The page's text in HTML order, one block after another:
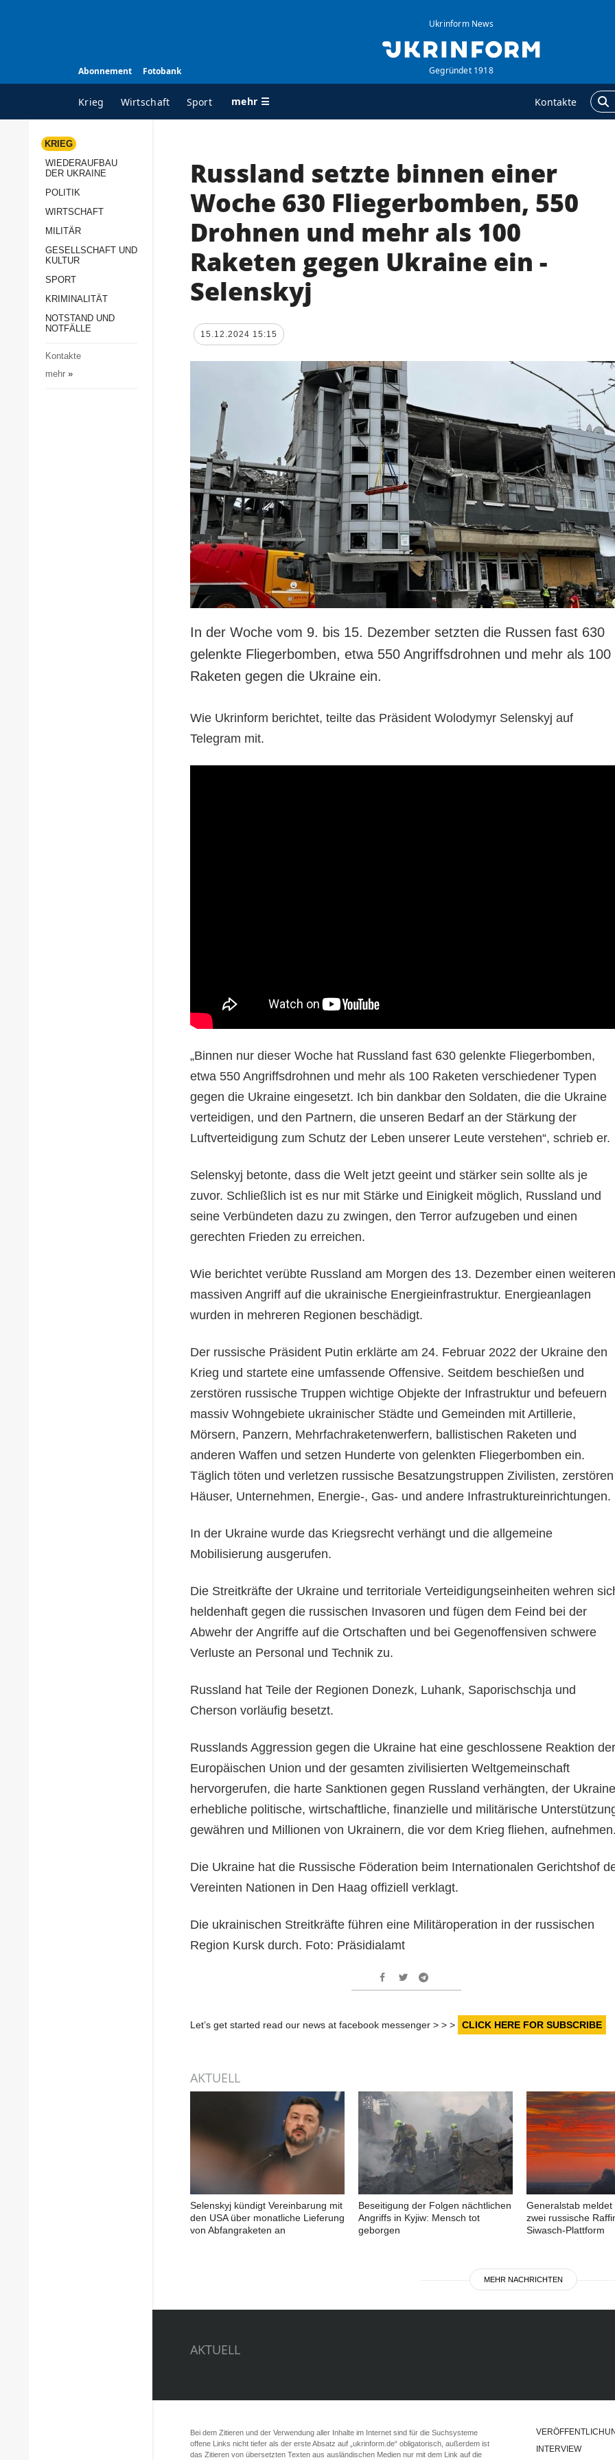
Abonnement Fotobank
Ukrinform News
Gegründet 1918
Krieg Wirtschaft Sport mehr ☰ Kontakte
ALLE RUBRIKEN
Wiederaufbau der
Politik
Militär
Gesellschaft und Kultur
AGENTUR
Kontakte
services
Politik zur Vertraulichkeit
und zum Schutz
personenbezogener
Daten
ZUSÄTZLICH
Interview
Fotos
Video
KRIEG
WIEDERAUFBAU
DER UKRAINE
POLITIK
WIRTSCHAFT
MILITÄR
GESELLSCHAFT UND
KULTUR
SPORT
KRIMINALITÄT
NOTSTAND UND
NOTFÄLLE
Kontakte
mehr»
Russland setzte binnen einer
Woche 630 Fliegerbomben, 550
Drohnen und mehr als 100
Raketen gegen Ukraine ein -
Selenskyj
15.12.2024 15:15
In der Woche vom 9. bis 15. Dezember setzten die Russen fast 630
gelenkte Fliegerbomben, etwa 550 Angriffsdrohnen und mehr als 100
Raketen gegen die Ukraine ein.
Wie Ukrinform berichtet, teilte das Präsident Wolodymyr Selenskyj auf
Telegram mit.
„Binnen nur dieser Woche hat Russland fast 630 gelenkte Fliegerbomben,
etwa 550 Angriffsdrohnen und mehr als 100 Raketen verschiedener Typen
gegen die Ukraine eingesetzt. Ich bin dankbar den Soldaten, die die Ukraine
verteidigen, und den Partnern, die unseren Bedarf an der Stärkung der
Luftverteidigung zum Schutz der Leben unserer Leute verstehen“, schrieb er.
Selenskyj betonte, dass die Welt jetzt geeint und stärker sein sollte als je
zuvor. Schließlich ist es nur mit Stärke und Einigkeit möglich, Russland und
seine Verbündeten dazu zu zwingen, den Terror aufzugeben und einen
gerechten Frieden zu erreichen.
Wie berichtet verübte Russland am Morgen des 13. Dezember einen weiteren
massiven Angriff auf die ukrainische Energieinfrastruktur. Energieanlagen
wurden in mehreren Regionen beschädigt.
Der russische Präsident Putin erklärte am 24. Februar 2022 der Ukraine den
Krieg und startete eine umfassende Offensive. Seitdem beschießen und
zerstören russische Truppen wichtige Objekte der Infrastruktur und befeuern
massiv Wohngebiete ukrainischer Städte und Gemeinden mit Artillerie,
Mörsern, Panzern, Mehrfachraketenwerfern, ballistischen Raketen und
anderen Waffen und setzen Hunderte von gelenkten Fliegerbomben ein.
Täglich töten und verletzen russische Besatzungstruppen Zivilisten, zerstören
Häuser, Unternehmen, Energie-, Gas- und andere Infrastruktureinrichtungen.
In der Ukraine wurde das Kriegsrecht verhängt und die allgemeine
Mobilisierung ausgerufen.
Die Streitkräfte der Ukraine und territoriale Verteidigungseinheiten wehren
heldenhaft gegen die russischen Invasoren und fügen dem Feind bei der
Abwehr der Angriffe auf die Ortschaften und bei Gegenoffensiven schwere
Verluste an Personal und Technik zu.
Russland hat Teile der Regionen Donezk, Luhank, Saporischschja und
Cherson vorläufig besetzt.
Russlands Aggression gegen die Ukraine hat eine geschlossene Reaktion der
Europäischen Union und der gesamten zivilisierten Weltgemeinschaft
hervorgerufen, die harte Sanktionen gegen Russland verhängten, der Ukraine
erhebliche politische, wirtschaftliche, finanzielle und militärische
gewähren und Millionen von Ukrainern, die vor dem Krieg fliehen,
Die Ukraine hat die Russische Föderation beim Internationalen Gerichtshof
Vereinten Nationen in Den Haag offiziell verklagt.
Die ukrainischen Streitkräfte führen eine Militäroperation in der russischen
Region Kursk durch. Foto: Präsidialamt
Let’s get started read our news at facebook messenger > > > CLICK HERE FOR SUBSCRIBE
AKTUELL
Selenskyj kündigt Vereinbarung mit
den USA über monatliche Lieferung
von Abfangraketen an
Beseitigung der Folgen nächtlichen
Angriffs in Kyjiw: Mensch tot
geborgen
Generalstab meldet
zwei russische
Siwasch-Plattform
MEHR NACHRICHTEN
AKTUELL
INTERVIEW
Bei dem Zitieren und der Verwendung aller Inhalte im Internet sind für die Suchsysteme
offene Links nicht tiefer als der erste Absatz auf „ukrinform.de“ obligatorisch, außerdem ist
das Zitieren von übersetzten Texten aus ausländischen Medien nur mit dem Link auf die